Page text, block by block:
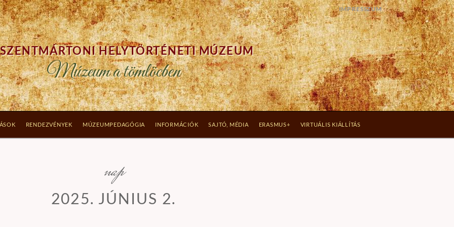
IMPRESSZUM
HELYTÖRTÉNETI MÚZEUM
Múzeum a tömlöcben
RENDEZVÉNYEK MÚZEUMPEDAGÓGIA INFORMÁCIÓK SAJTÓ, MÉDIA ERASMUS+ VIRTUÁLIS KIÁLLÍTÁS
nap
2025. JÚNIUS 2.